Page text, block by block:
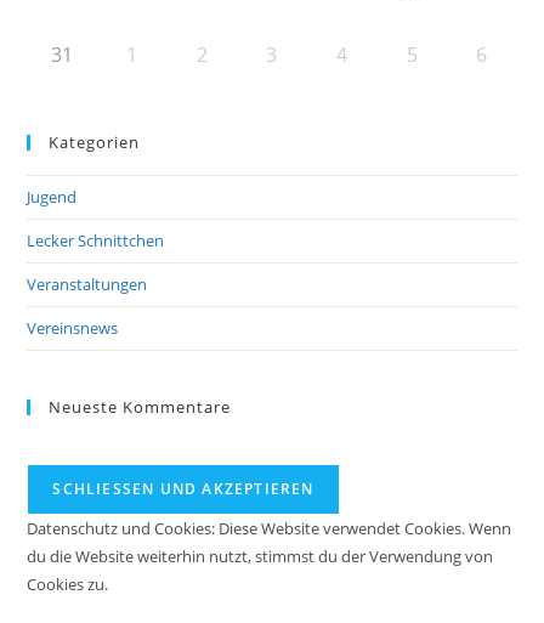
31 1 2 3 4 5 6
Kategorien
Jugend
Lecker Schnittchen
Veranstaltungen
Vereinsnews
Neueste Kommentare
Datenschutz und Cookies: Diese Website verwendet Cookies. Wenn
du die Website weiterhin nutzt, stimmst du der Verwendung von
Cookies zu.